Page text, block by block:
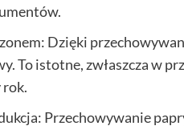
Dzięki
To istotne, zwłaszcza w
rok.
Przechowywanie